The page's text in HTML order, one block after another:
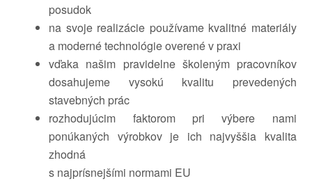
posudok
na svoje realizácie používame kvalitné materiály
a moderné technológie overené v praxi
vďaka našim pravidelne školeným pracovníkov
dosahujeme vysokú kvalitu prevedených
stavebných prác
rozhodujúcim faktorom pri výbere nami
ponúkaných výrobkov je ich najvyššia kvalita
zhodná
s najprísnejšími normami EU